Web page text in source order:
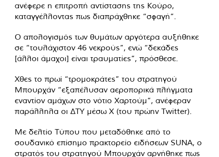
ανέφερε η επιτροπή αντίστασης της Κούρο,
καταγγέλλοντας πως διαπράχθηκε “σφαγή”.
Ο απολογισμός των θυμάτων αργότερα αυξήθηκε
σε “τουλάχιστον 46 νεκρούς”, ενώ “δεκάδες
[άλλοι άμαχοι] είναι τραυματίες”, πρόσθεσε.
Χθες το πρωί “τρομοκράτες” του στρατηγού
Μπουρχάν “εξαπέλυσαν αεροπορικά πλήγματα
εναντίον αμάχων στο νότιο Χαρτούμ”, ανέφεραν
παράλληλα οι ΔΤΥ μέσω X (του πρώην Twitter).
Με δελτίο Τύπου που μεταδόθηκε από το
σουδανικό επίσημο πρακτορείο ειδήσεων SUNA, ο
στρατός του στρατηγού Μπουρχάν αρνήθηκε πως